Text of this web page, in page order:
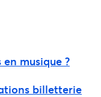
musique ?
billetterie